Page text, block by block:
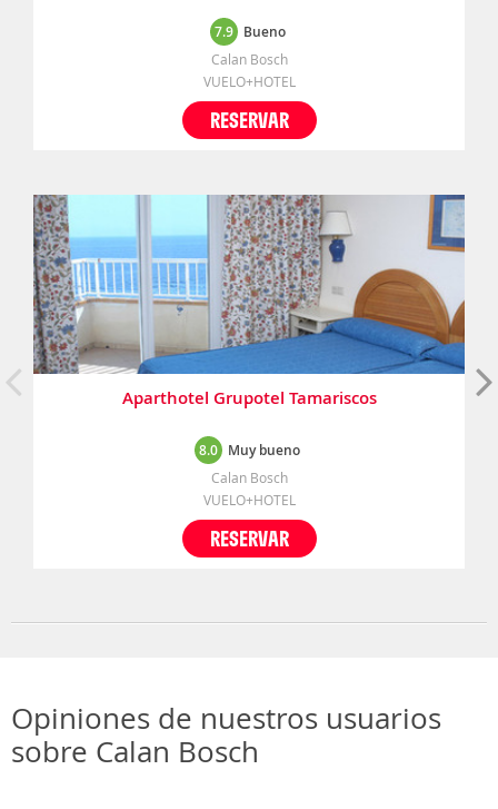
7.9 Bueno
Calan Bosch
VUELO+HOTEL
RESERVAR
Aparthotel Grupotel Tamariscos
8.0 Muy bueno
Calan Bosch
VUELO+HOTEL
RESERVAR
Opiniones de nuestros usuarios
sobre Calan Bosch